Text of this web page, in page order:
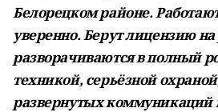
Белорецком районе.
уверенно. Берут лицензию на
разворачиваются в полный
техникой, серьёзной
развернутых коммуникаций